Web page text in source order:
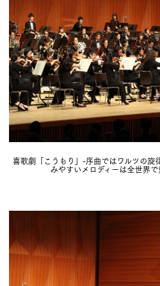
喜歌劇「こうもり」-序曲ではワルツの旋
みやすいメロディーは全世界で